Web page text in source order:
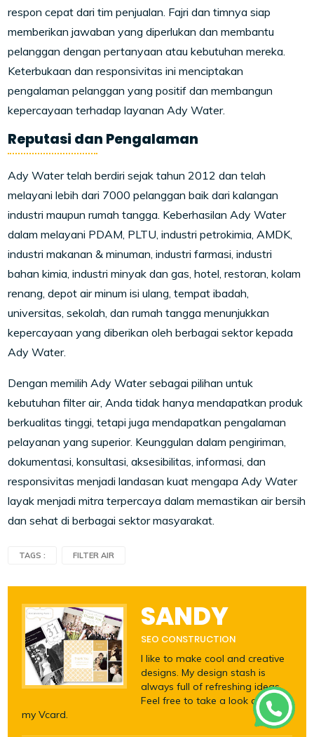
respon cepat dari tim penjualan. Fajri dan timnya siap
memberikan jawaban yang diperlukan dan membantu
pelanggan dengan pertanyaan atau kebutuhan mereka.
Keterbukaan dan responsivitas ini menciptakan
pengalaman pelanggan yang positif dan membangun
kepercayaan terhadap layanan Ady Water.
Reputasi dan Pengalaman
Ady Water telah berdiri sejak tahun 2012 dan telah
melayani lebih dari 7000 pelanggan baik dari kalangan
industri maupun rumah tangga. Keberhasilan Ady Water
dalam melayani PDAM, PLTU, industri petrokimia, AMDK,
industri makanan & minuman, industri farmasi, industri
bahan kimia, industri minyak dan gas, hotel, restoran, kolam
renang, depot air minum isi ulang, tempat ibadah,
universitas, sekolah, dan rumah tangga menunjukkan
kepercayaan yang diberikan oleh berbagai sektor kepada
Ady Water.
Dengan memilih Ady Water sebagai pilihan untuk
kebutuhan filter air, Anda tidak hanya mendapatkan produk
berkualitas tinggi, tetapi juga mendapatkan pengalaman
pelayanan yang superior. Keunggulan dalam pengiriman,
dokumentasi, konsultasi, aksesibilitas, informasi, dan
responsivitas menjadi landasan kuat mengapa Ady Water
layak menjadi mitra terpercaya dalam memastikan air bersih
dan sehat di berbagai sektor masyarakat.
TAGS : FILTER AIR
SANDY
SEO CONSTRUCTION
I like to make cool and creative
designs. My design stash is
always full of refreshing ideas.
Feel free to take a look around
my Vcard.